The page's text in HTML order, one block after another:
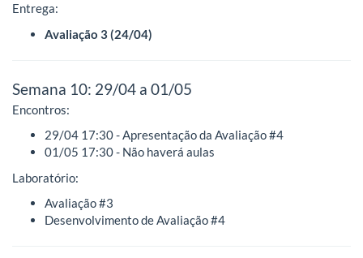
Entrega:
Avaliação 3 (24/04)
Semana 10: 29/04 a 01/05
Encontros:
29/04 17:30 - Apresentação da Avaliação #4
01/05 17:30 - Não haverá aulas
Laboratório:
Avaliação #3
Desenvolvimento de Avaliação #4